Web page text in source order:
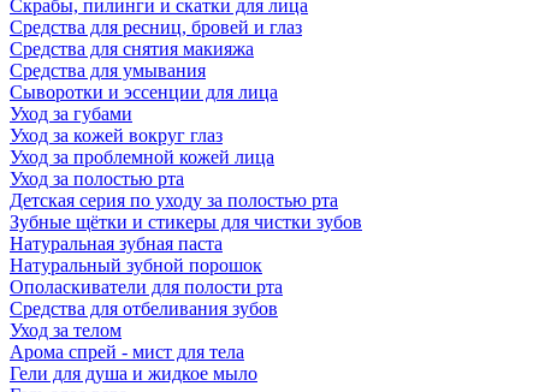
Скрабы, пилинги и скатки для лица
Средства для ресниц, бровей и глаз
Средства для снятия макияжа
Средства для умывания
Сыворотки и эссенции для лица
Уход за губами
Уход за кожей вокруг глаз
Уход за проблемной кожей лица
Уход за полостью рта
Детская серия по уходу за полостью рта
Зубные щётки и стикеры для чистки зубов
Натуральная зубная паста
Натуральный зубной порошок
Ополаскиватели для полости рта
Средства для отбеливания зубов
Уход за телом
Арома спрей - мист для тела
Гели для душа и жидкое мыло